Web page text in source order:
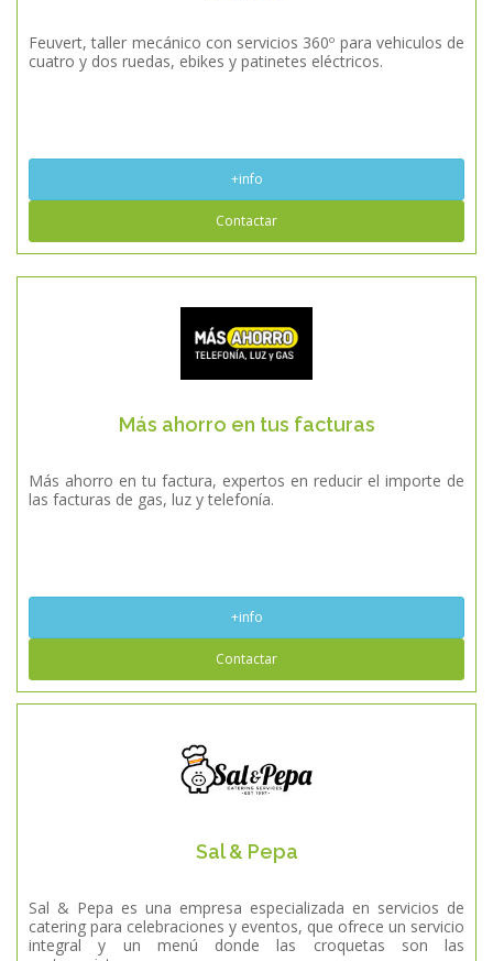
Feuvert, taller mecánico con servicios 360º para vehiculos de
cuatro y dos ruedas, ebikes y patinetes eléctricos.
+info
Contactar
Más ahorro en tus facturas
Más ahorro en tu factura, expertos en reducir el importe de
las facturas de gas, luz y telefonía.
+info
Contactar
Sal & Pepa
Sal & Pepa es una empresa especializada en servicios de
catering para celebraciones y eventos, que ofrece un servicio
integral y un menú donde las croquetas son las